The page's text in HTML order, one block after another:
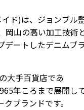
ド)は、ジョンブル
岡山の高い加工技術
デートしたデニムブ
大手百貨店であ
年ころまで展開し
ブランドです。